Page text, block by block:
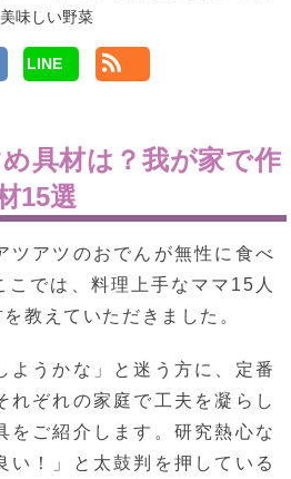
味しい野菜
LINE
具材は？我が家で作
15選
ツアツのおでんが無性に食べ
こでは、料理上手なママ15人
教えていただきました。
ようかな」と迷う方に、定番
れぞれの家庭で工夫を凝らし
をご紹介します。研究熱心な
い！」と太鼓判を押している